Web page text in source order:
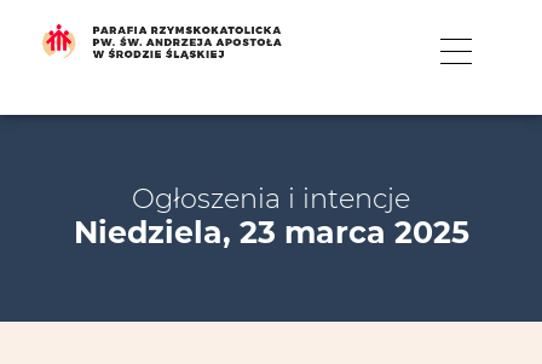
MENU
Ogłoszenia i intencje
Niedziela, 23 marca 2025